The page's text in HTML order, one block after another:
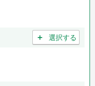
＋ 選択する